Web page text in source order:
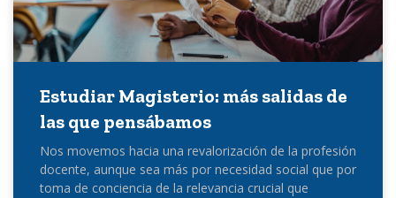
Estudiar Magisterio: más salidas de
las que pensábamos
Nos movemos hacia una revalorización de la profesión
docente, aunque sea más por necesidad social que por
toma de conciencia de la relevancia crucial que